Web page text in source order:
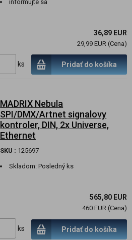
informujte sa
36,89 EUR
29,99 EUR (Cena)
ks Pridať do košíka
MADRIX Nebula
SPI/DMX/Artnet signalovy
kontroler, DIN, 2x Universe,
Ethernet
SKU : 125697
Skladom:Posledný ks
565,80 EUR
460 EUR (Cena)
ks Pridať do košíka